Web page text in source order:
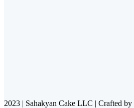
2023 | Sahakyan Cake LLC | Crafted by